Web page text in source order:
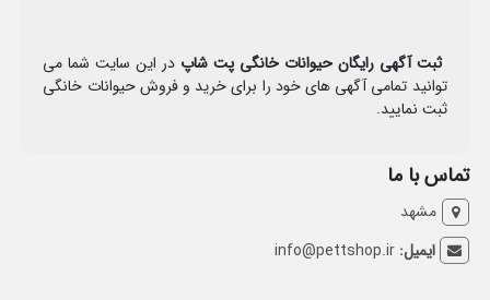
ثبت آگهی رایگان حیوانات خانگی پت شاپ در این سایت شما می
توانید تمامی آگهی های خود را برای خرید و فروش حیوانات خانگی
ثبت نمایید.
تماس با ما
مشهد
ایمیل:info@pettshop.ir